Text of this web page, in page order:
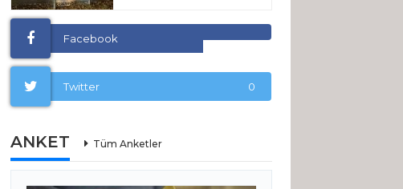
Facebook
Twitter 0
ANKET Tüm Anketler